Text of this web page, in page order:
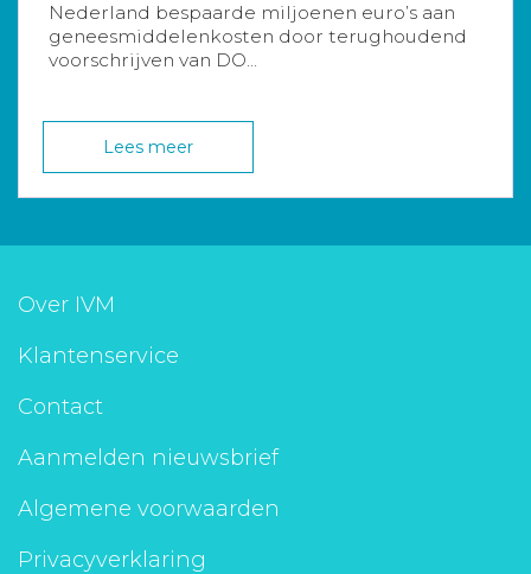
Nederland bespaarde miljoenen euro’s aan
geneesmiddelenkosten door terughoudend
voorschrijven van DO...
Lees meer
Over IVM
Klantenservice
Contact
Aanmelden nieuwsbrief
Algemene voorwaarden
Privacyverklaring